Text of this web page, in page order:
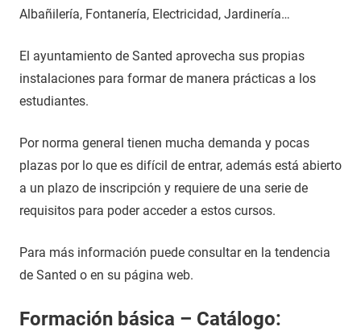
Albañilería, Fontanería, Electricidad, Jardinería…
El ayuntamiento de Santed aprovecha sus propias
instalaciones para formar de manera prácticas a los
estudiantes.
Por norma general tienen mucha demanda y pocas
plazas por lo que es difícil de entrar, además está abierto
a un plazo de inscripción y requiere de una serie de
requisitos para poder acceder a estos cursos.
Para más información puede consultar en la tendencia
de Santed o en su página web.
Formación básica – Catálogo: